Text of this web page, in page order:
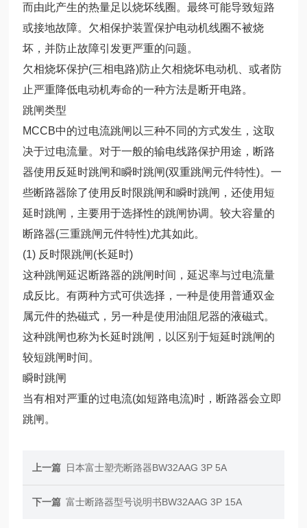
而由此产生的热量足以烧坏线圈。最终可能导致短路
或接地故障。欠相保护装置保护电动机线圈不被烧
坏，并防止故障引发更严重的问题。
欠相烧坏保护(三相电路)防止欠相烧坏电动机、或者防
止严重降低电动机寿命的一种方法是断开电路。
跳闸类型
MCCB中的过电流跳闸以三种不同的方式发生，这取
决于过电流量。对于一般的输电线路保护用途，断路
器使用反延时跳闸和瞬时跳闸(双重跳闸元件特性)。一
些断路器除了使用反时限跳闸和瞬时跳闸，还使用短
延时跳闸，主要用于选择性的跳闸协调。较大容量的
断路器(三重跳闸元件特性)尤其如此。
(1) 反时限跳闸(长延时)
这种跳闸延迟断路器的跳闸时间，延迟率与过电流量
成反比。有两种方式可供选择，一种是使用普通双金
属元件的热磁式，另一种是使用油阻尼器的液磁式。
这种跳闸也称为长延时跳闸，以区别于短延时跳闸的
较短跳闸时间。
瞬时跳闸
当有相对严重的过电流(如短路电流)时，断路器会立即
跳闸。
上一篇 日本富士塑壳断路器BW32AAG 3P 5A
下一篇 富士断路器型号说明书BW32AAG 3P 15A